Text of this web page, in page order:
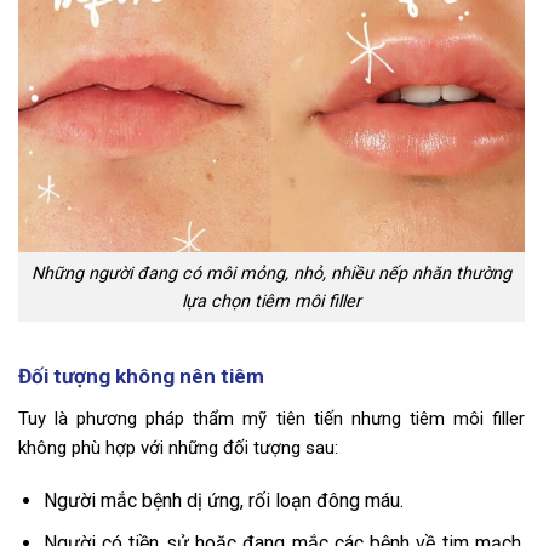
Những người đang có môi mỏng, nhỏ, nhiều nếp nhăn thường
lựa chọn tiêm môi filler
Đối tượng không nên tiêm
Tuy là phương pháp thẩm mỹ tiên tiến nhưng tiêm môi filler
không phù hợp với những đối tượng sau:
Người mắc bệnh dị ứng, rối loạn đông máu.